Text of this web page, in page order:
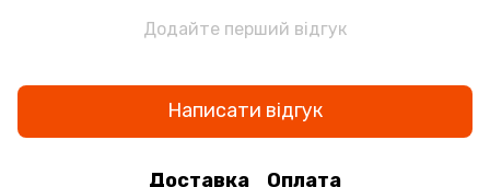
Додайте перший відгук
Написати відгук
Доставка Оплата